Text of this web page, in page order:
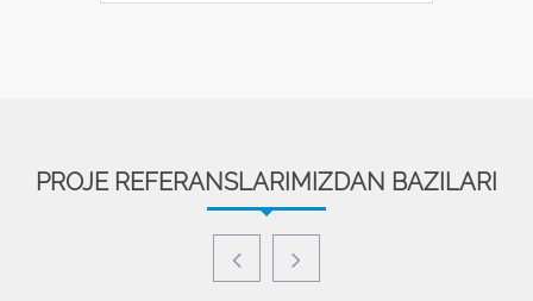
PROJE REFERANSLARIMIZDAN BAZILARI